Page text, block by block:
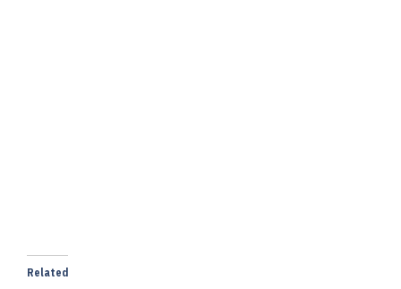
Related